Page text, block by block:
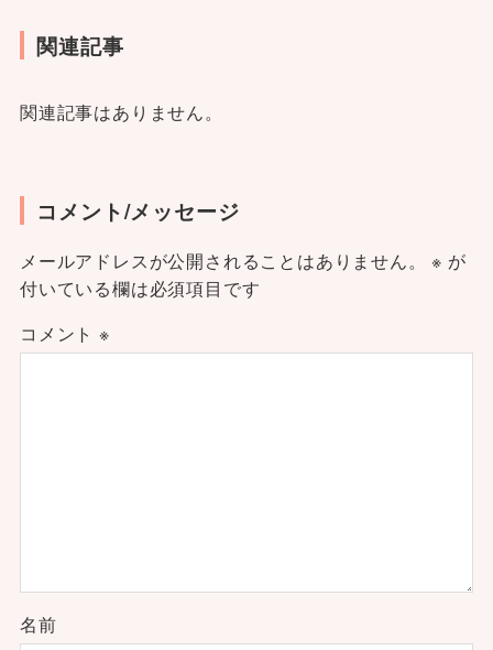
関連記事
関連記事はありません。
コメント/メッセージ
メールアドレスが公開されることはありません。 ※ が
付いている欄は必須項目です
コメント ※
名前